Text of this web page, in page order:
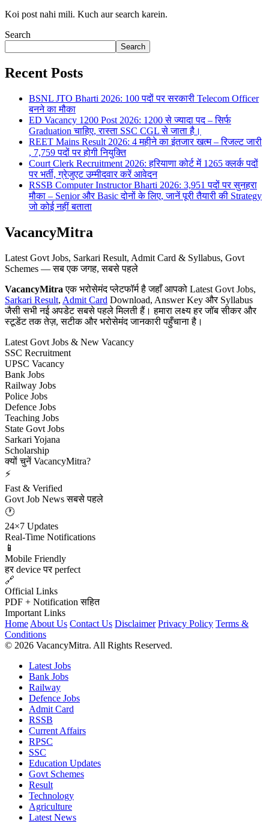
Koi post nahi mili. Kuch aur search karein.
Search
Search
Recent Posts
BSNL JTO Bharti 2026: 100 पदों पर सरकारी Telecom Officer
बनने का मौका
ED Vacancy 1200 Post 2026: 1200 से ज्यादा पद – सिर्फ
Graduation चाहिए, रास्ता SSC CGL से जाता है।
REET Mains Result 2026: 4 महीने का इंतजार खत्म – रिजल्ट जारी
, 7,759 पदों पर होगी नियुक्ति
Court Clerk Recruitment 2026: हरियाणा कोर्ट में 1265 क्लर्क पदों
पर भर्ती, ग्रेजुएट उम्मीदवार करें आवेदन
RSSB Computer Instructor Bharti 2026: 3,951 पदों पर सुनहरा
मौका – Senior और Basic दोनों के लिए, जानें पूरी तैयारी की Strategy
जो कोई नहीं बताता
VacancyMitra
Latest Govt Jobs, Sarkari Result, Admit Card & Syllabus, Govt
Schemes — सब एक जगह, सबसे पहले
VacancyMitra एक भरोसेमंद प्लेटफॉर्म है जहाँ आपको Latest Govt Jobs,
Sarkari Result, Admit Card Download, Answer Key और Syllabus
जैसी सभी नई अपडेट सबसे पहले मिलती हैं। हमारा लक्ष्य हर जॉब सीकर और
स्टूडेंट तक तेज़, सटीक और भरोसेमंद जानकारी पहुँचाना है।
Latest Govt Jobs & New Vacancy
SSC Recruitment
UPSC Vacancy
Bank Jobs
Railway Jobs
Police Jobs
Defence Jobs
Teaching Jobs
State Govt Jobs
Sarkari Yojana
Scholarship
क्यों चुनें VacancyMitra?
⚡
Fast & Verified
Govt Job News सबसे पहले
🕐
24×7 Updates
Real-Time Notifications
📱
Mobile Friendly
हर device पर perfect
🔗
Official Links
PDF + Notification सहित
Important Links
Home About Us Contact Us Disclaimer Privacy Policy Terms &
Conditions
© 2026 VacancyMitra. All Rights Reserved.
Latest Jobs
Bank Jobs
Railway
Defence Jobs
Admit Card
RSSB
Current Affairs
RPSC
SSC
Education Updates
Govt Schemes
Result
Technology
Agriculture
Latest News